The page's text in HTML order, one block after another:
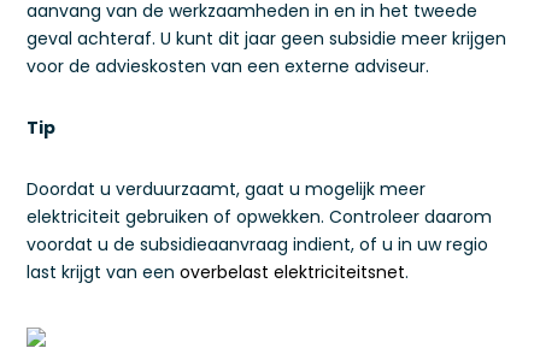
aanvang van de werkzaamheden in en in het tweede
geval achteraf. U kunt dit jaar geen subsidie meer krijgen
voor de advieskosten van een externe adviseur.
Tip
Doordat u verduurzaamt, gaat u mogelijk meer
elektriciteit gebruiken of opwekken. Controleer daarom
voordat u de subsidieaanvraag indient, of u in uw regio
last krijgt van eenoverbelast elektriciteitsnet.